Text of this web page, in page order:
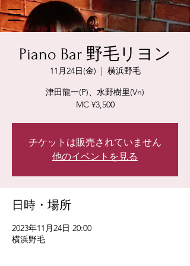
Piano Bar 野毛リヨン
11月24日(金)
  |
横浜野毛
津田龍一(P)、水野樹里(Vn)
MC ¥3,500
チケットは販売されていません
他のイベントを見る
日時・場所
2023年11月24日 20:00
横浜野毛